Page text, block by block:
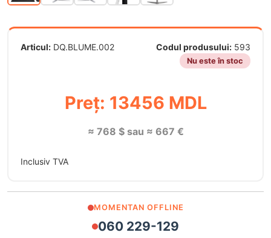
Articul: DQ.BLUME.002 Codul produsului: 593
Nu este în stoc
Preț: 13456 MDL
≈ 768 $ sau ≈ 667 €
Inclusiv TVA
MOMENTAN OFFLINE
060 229-129